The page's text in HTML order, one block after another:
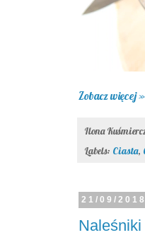
Zobacz więcej »
Ilona
Labels: Ciasta,
21/09/